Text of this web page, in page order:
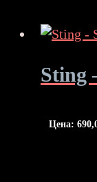
Sting
Цена: